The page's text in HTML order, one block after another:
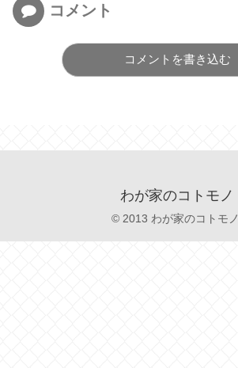
コメント
コメントを書き込む
わが家のコトモノ
© 2013 わが家のコトモノ.